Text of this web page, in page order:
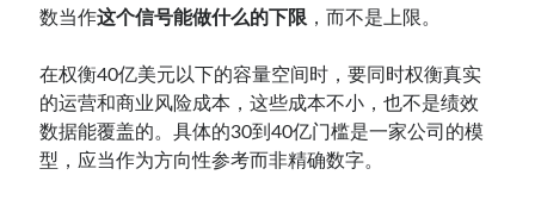
数当作这个信号能做什么的下限 ，而不是上限。
在权衡40亿美元以下的容量空间时，要同时权衡真实
的运营和商业风险成本，这些成本不小，也不是绩效
数据能覆盖的。具体的30到40亿门槛是一家公司的模
型，应当作为方向性参考而非精确数字。